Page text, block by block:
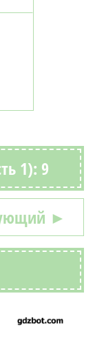
1): 9
►